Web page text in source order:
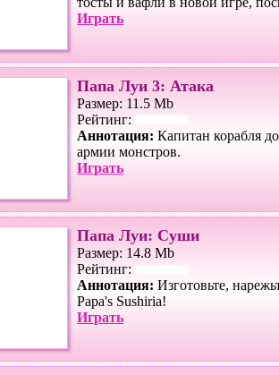
Играть
Папа Луи 3: Атака
Размер: 11.5 Mb
Рейтинг:
Аннотация: Капитан корабля
армии монстров.
Играть
Папа Луи: Суши
Размер: 14.8 Mb
Рейтинг:
Аннотация: Изготовьте,
Papa's Sushiria!
Играть